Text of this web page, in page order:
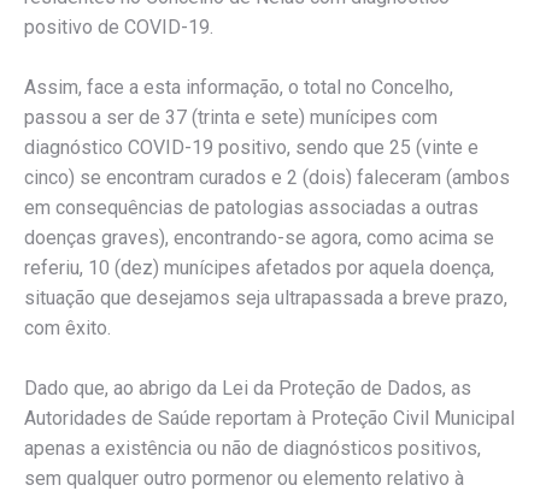
positivo de COVID-19.
Assim, face a esta informação, o total no Concelho,
passou a ser de 37 (trinta e sete) munícipes com
diagnóstico COVID-19 positivo, sendo que 25 (vinte e
cinco) se encontram curados e 2 (dois) faleceram (ambos
em consequências de patologias associadas a outras
doenças graves), encontrando-se agora, como acima se
referiu, 10 (dez) munícipes afetados por aquela doença,
situação que desejamos seja ultrapassada a breve prazo,
com êxito.
Dado que, ao abrigo da Lei da Proteção de Dados, as
Autoridades de Saúde reportam à Proteção Civil Municipal
apenas a existência ou não de diagnósticos positivos,
sem qualquer outro pormenor ou elemento relativo à